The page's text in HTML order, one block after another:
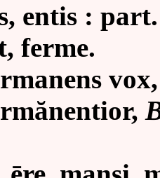
entis :
ferme.
vox,
tior,